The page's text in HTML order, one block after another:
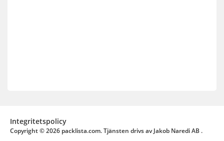
Integritetspolicy
Copyright © 2026 packlista.com.Tjänsten drivs av Jakob Naredi AB .